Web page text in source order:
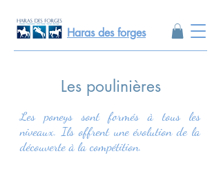
Haras des forges
Les poulinières
Les poneys sont formés à tous les
niveaux. Ils offrent une évolution de la
découverte à la compétition.